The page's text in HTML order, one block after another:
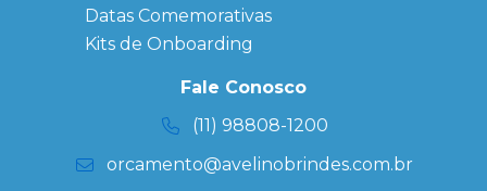
Datas Especiais
Ecobag
Personalizada
Kits
Datas Comemorativas
Kits de Onboarding
Fale Conosco
(11) 98808-1200
orcamento@avelinobrindes.com.br